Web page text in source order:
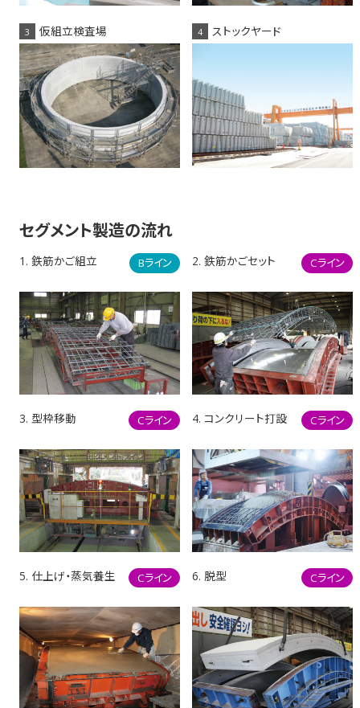
3 仮組立検査場 4 ストックヤード
セグメント製造の流れ
1. 鉄筋かご組立 Bライン 2. 鉄筋かごセット Cライン
3. 型枠移動 Cライン 4. コンクリート打設 Cライン
5. 仕上げ・蒸気養生 Cライン 6. 脱型 Cライン